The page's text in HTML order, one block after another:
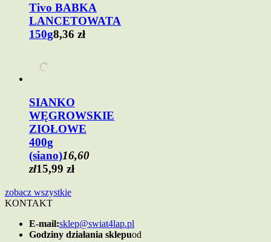
Tivo BABKA
LANCETOWATA
150g8,36 zł
SIANKO
WĘGROWSKIE
ZIOŁOWE
400g
(siano)16,60
zł15,99 zł
zobacz wszystkie
KONTAKT
E-mail:sklep@swiat4lap.pl
Godziny działania sklepuod